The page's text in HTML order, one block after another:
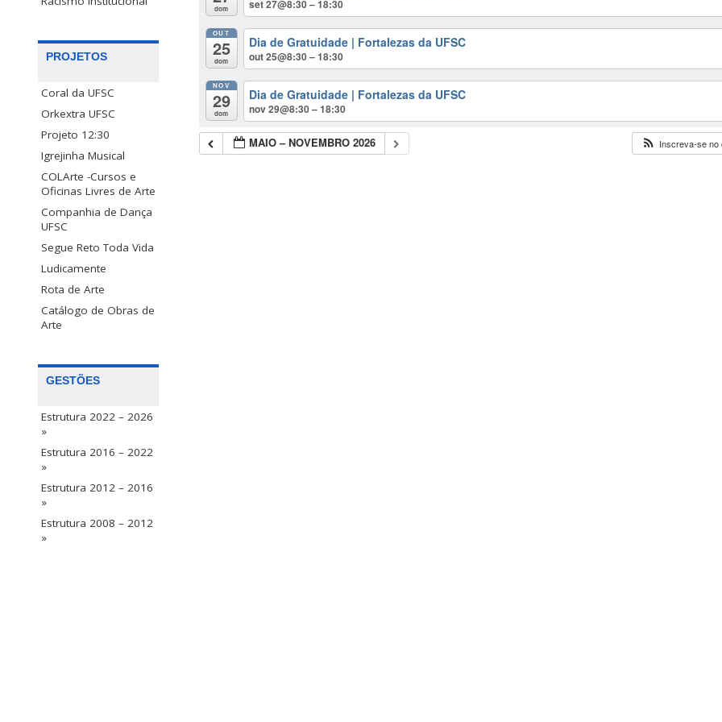
PROJETOS
Coral da UFSC
Orkextra UFSC
Projeto 12:30
Igrejinha Musical
COLArte -Cursos e
Oficinas Livres de Arte
Companhia de Dança
UFSC
Segue Reto Toda Vida
Ludicamente
Rota de Arte
Catálogo de Obras de
Arte
GESTÕES
Estrutura 2022 – 2026
»
Estrutura 2016 – 2022
»
Estrutura 2012 – 2016
»
Estrutura 2008 – 2012
»
dom set 27@8:30 – 18:30
OUT
25
dom
Dia de Gratuidade | Fortalezas da UFSC
out 25@8:30 – 18:30
NOV
29
dom
Dia de Gratuidade | Fortalezas da UFSC
nov 29@8:30 – 18:30
MAIO – NOVEMBRO 2026 Inscreva-se no